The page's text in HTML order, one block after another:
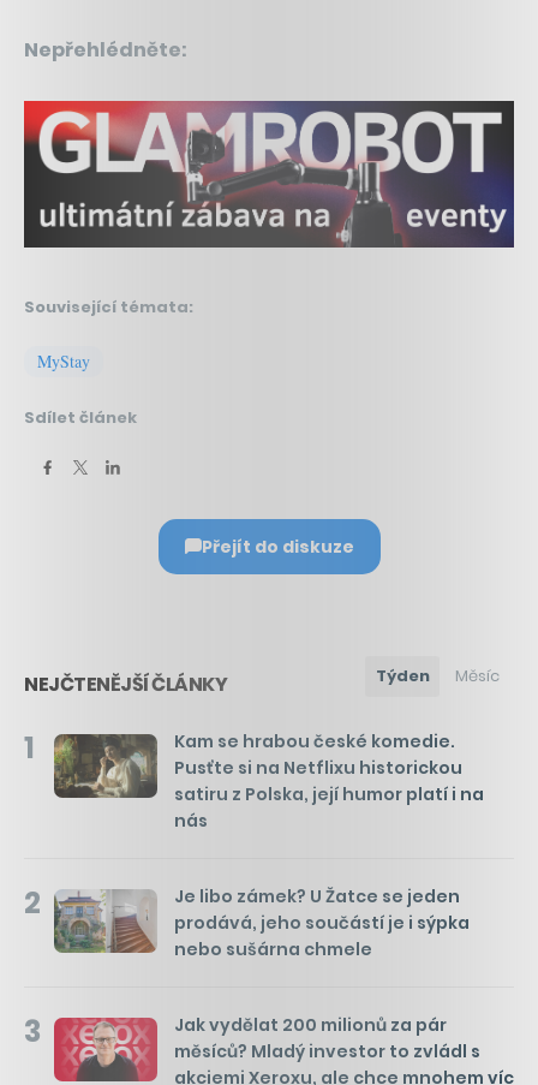
Nepřehlédněte:
Související témata:
MyStay
Sdílet článek
Přejít do diskuze
NEJČTENĚJŠÍ ČLÁNKY Týden Měsíc
1
Kam se hrabou české komedie.
Pusťte si na Netflixu historickou
satiru z Polska, její humor platí i na
nás
2
Je libo zámek? U Žatce se jeden
prodává, jeho součástí je i sýpka
nebo sušárna chmele
3
Jak vydělat 200 milionů za pár
měsíců? Mladý investor to zvládl s
akciemi Xeroxu, ale chce mnohem víc